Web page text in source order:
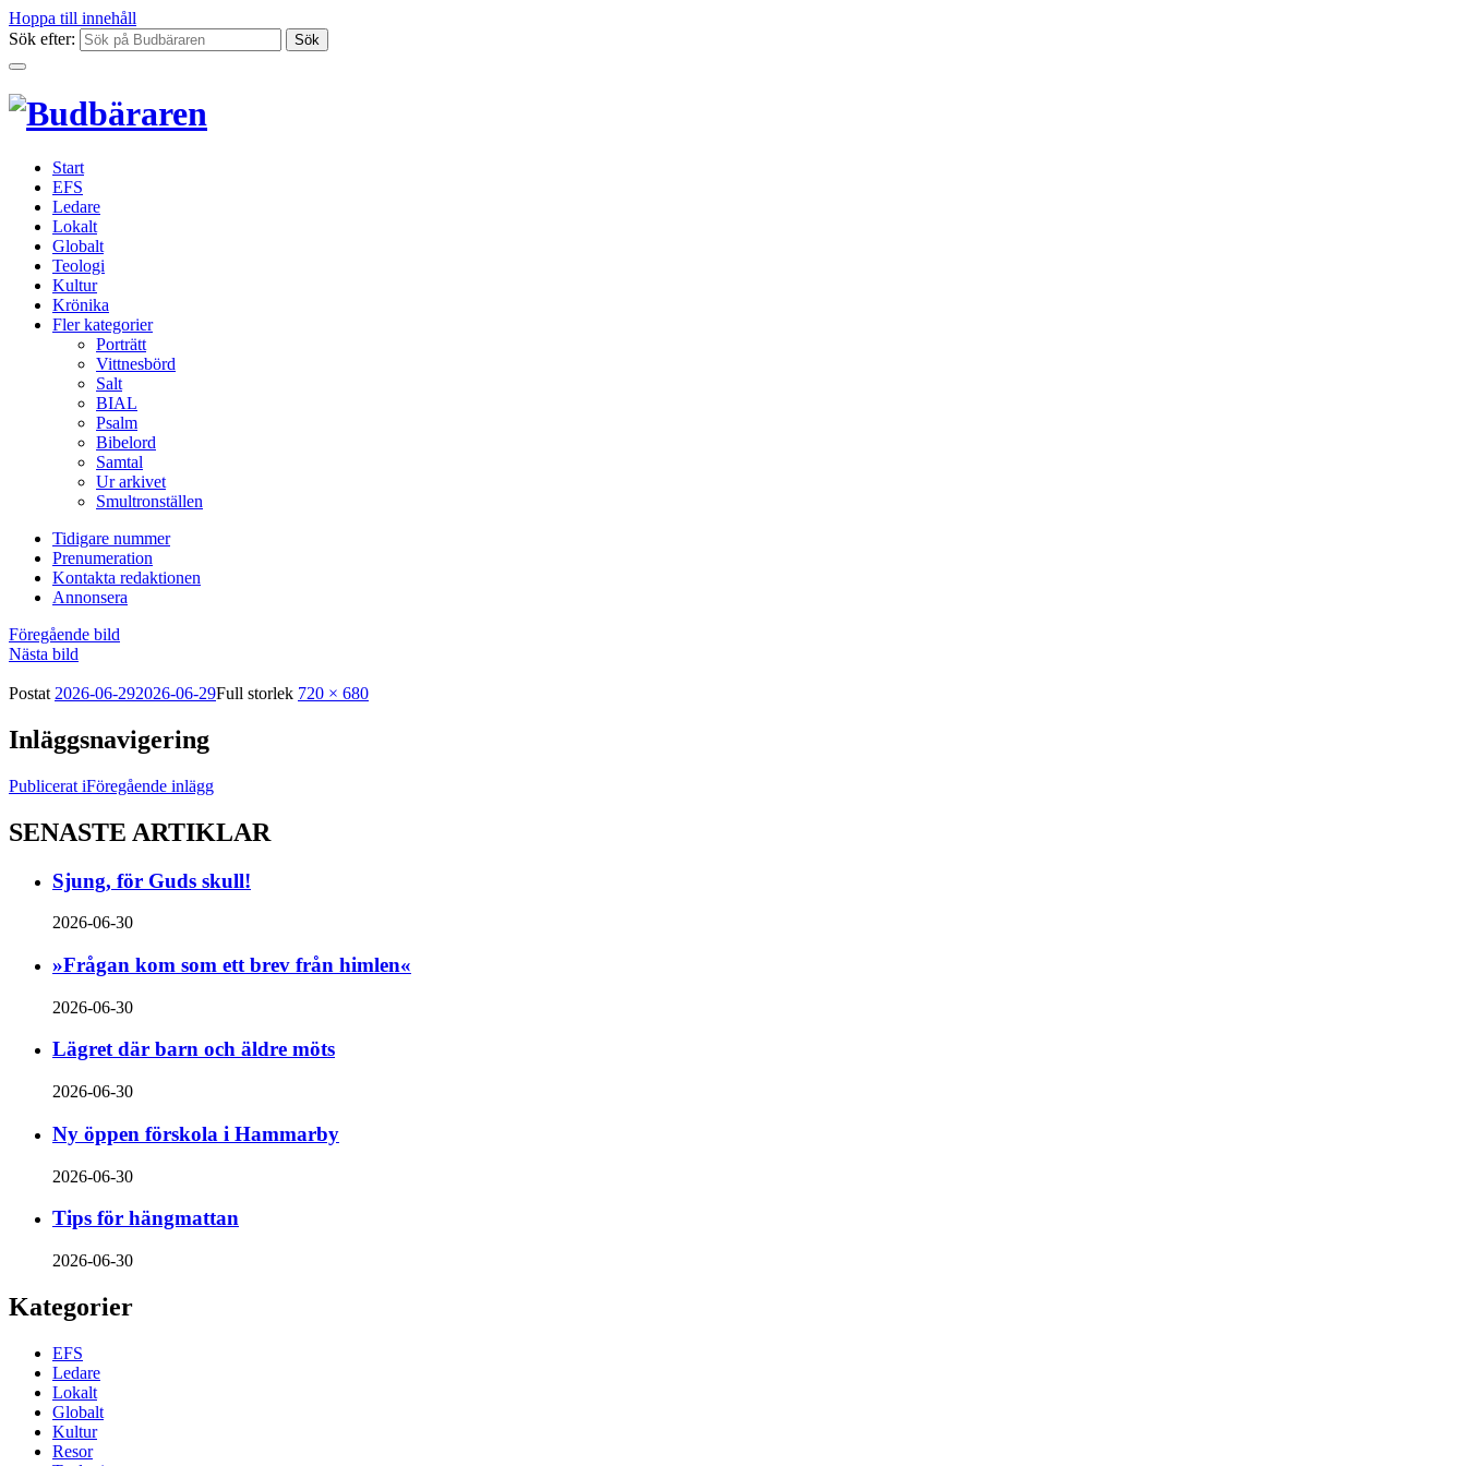
Hoppa till innehåll
Sök efter:
Start
EFS
Ledare
Lokalt
Globalt
Teologi
Kultur
Krönika
Fler kategorier
Porträtt
Vittnesbörd
Salt
BIAL
Psalm
Bibelord
Samtal
Ur arkivet
Smultronställen
Tidigare nummer
Prenumeration
Kontakta redaktionen
Annonsera
Föregående bild
Nästa bild
Postat 2026-06-292026-06-29Full storlek 720 × 680
Inläggsnavigering
Publicerat iFöregående inlägg
SENASTE ARTIKLAR
Sjung, för Guds skull!
2026-06-30
»Frågan kom som ett brev från himlen«
2026-06-30
Lägret där barn och äldre möts
2026-06-30
Ny öppen förskola i Hammarby
2026-06-30
Tips för hängmattan
2026-06-30
Kategorier
EFS
Ledare
Lokalt
Globalt
Kultur
Resor